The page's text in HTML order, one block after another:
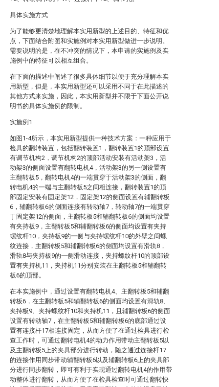
具体实施方式
为了能够更清楚地理解本实用新型的上述目的、特征和优
点，下面结合附图和实施例对本实用新型做进一步说明。
需要说明的是，在不冲突的情况下，本申请的实施例及实
施例中的特征可以相互组合。
在下面的描述中阐述了很多具体细节以便于充分理解本实
用新型，但是，本实用新型还可以采用不同于在此描述的
其他方式来实施，因此，本实用新型并不限于下面公开说
明书的具体实施例的限制。
实施例1
如图1-4所示，本实用新型提供一种技术方案：一种应用于
检具的翻转装置，包括翻转装置1，翻转装置1的顶部设置
有调节机构2，调节机构2的顶部活动安装有活动架3，活
动架3的侧面设置有翻转电机4，活动架3的另一侧设置有
主翻转板5，翻转电机4的一端贯穿于活动架3的侧面，翻
转电机4的一端与主翻转板5之间相连接，翻转装置1的顶
部固定安装有固定架12，固定架12的侧面设置有辅翻转板
6，辅翻转板6的侧面连接有转动轴7，转动轴7的一端贯穿
于固定架12的侧面，主翻转板5和辅翻转板6的侧面均设置
有夹持板9，主翻转板5和辅翻转板6的侧面均设置有夹持
螺纹杆10，夹持板9的一侧与夹持螺纹杆10的外壁之间螺
纹连接，主翻转板5和辅翻转板6的侧面均设置有滑轨8，
滑轨8与夹持板9的一侧滑动连接，夹持螺纹杆10的顶部设
置有夹持机11，夹持机11分别安装在主翻转板5和辅翻转
板6的顶部。
在本实施例中，通过设置有翻转电机4、主翻转板5和辅翻
转板6，在主翻转板5和辅翻转板6的侧面均设置有滑轨8、
夹持板9、夹持螺纹杆10和夹持机11，且辅翻转板6的侧面
设置有转动轴7，在主翻转板5和辅翻转板6的底部通过设
置有连接杆17相连接固定，从而方便了在通过检具进行检
查工作时，可通过翻转电机4的动力作用带动主翻转板5以
及主翻转板5上的夹具部分进行转动，随之通过连接杆17
的连接作用同步带动辅翻转板6以及辅翻转板6上的夹具部
分进行同步翻转，即可有利于实现通过翻转电机4的作用带
动整体进行翻转，从而方便了在检具检查时可通过翻转快